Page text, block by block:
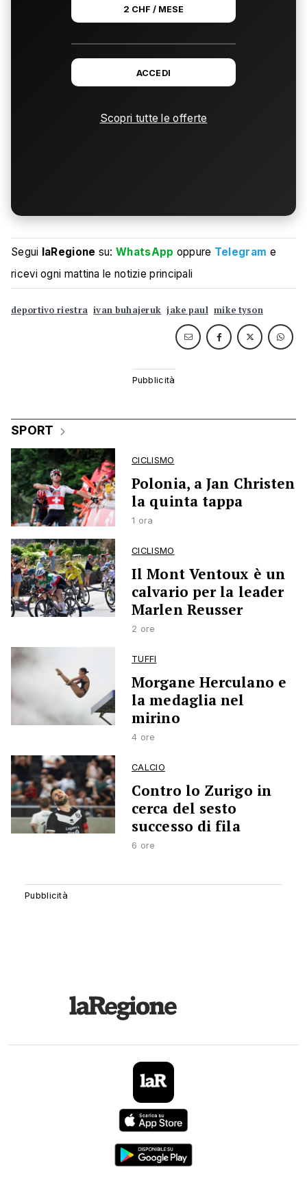
2 CHF / MESE
ACCEDI
Scopri tutte le offerte
Segui laRegione su:WhatsApp oppure Telegram e
ricevi ogni mattina le notizie principali
deportivo riestra ivan buhajeruk jake paul mike tyson
SPORT
CICLISMO
Polonia, a Jan Christen
la quinta tappa
1 ora
CICLISMO
Il Mont Ventoux è un
calvario per la leader
Marlen Reusser
2 ore
TUFFI
Morgane Herculano e
la medaglia nel
mirino
4 ore
CALCIO
Contro lo Zurigo in
cerca del sesto
successo di fila
6 ore